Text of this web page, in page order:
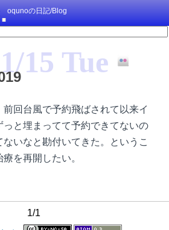
oqunoの日記/Blog
15 Tue
回台風で予約飛ばされて以来イ
っと埋まってて予約できてないの
いなと勘付いてきた。というこ
を再開したい。
1/1